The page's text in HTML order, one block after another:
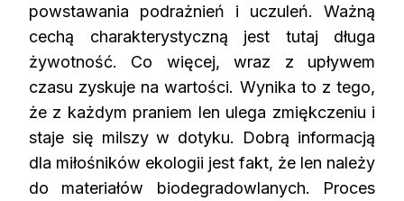
powstawania podrażnień i uczuleń. Ważną
cechą charakterystyczną jest tutaj długa
żywotność. Co więcej, wraz z upływem
czasu zyskuje na wartości. Wynika to z tego,
że z każdym praniem len ulega zmiękczeniu i
staje się milszy w dotyku. Dobrą informacją
dla miłośników ekologii jest fakt, że len należy
do materiałów biodegradowlanych. Proces